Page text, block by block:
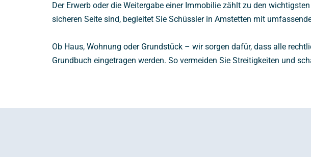
Der Erwerb oder die Weitergabe einer Immobilie zählt zu den
sicheren Seite sind, begleitet Sie Schüssler in Amstetten mit
Ob Haus, Wohnung oder Grundstück – wir sorgen dafür, dass alle
Grundbuch eingetragen werden. So vermeiden Sie Streitigkeiten und